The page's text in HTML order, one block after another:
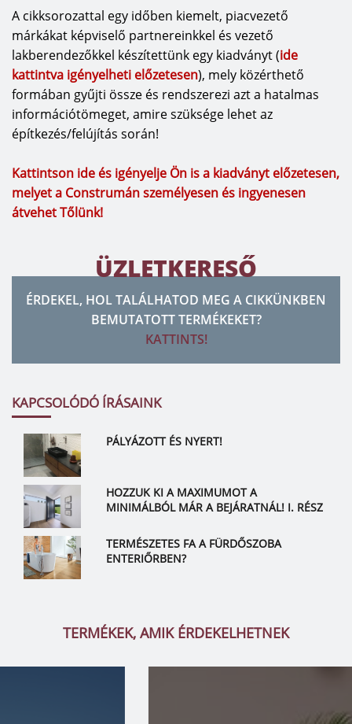
A cikksorozattal egy időben kiemelt, piacvezető
márkákat képviselő partnereinkkel és vezető
lakberendezőkkel készítettünk egy kiadványt (ide
kattintva igényelheti előzetesen), mely közérthető
formában gyűjti össze és rendszerezi azt a hatalmas
információtömeget, amire szüksége lehet az
építkezés/felújítás során!
Kattintson ide és igényelje Ön is a kiadványt előzetesen,
melyet a Construmán személyesen és ingyenesen
átvehet Tőlünk!
ÜZLETKERESŐ
ÉRDEKEL, HOL TALÁLHATOD MEG A CIKKÜNKBEN
BEMUTATOTT TERMÉKEKET?
KATTINTS!
KAPCSOLÓDÓ ÍRÁSAINK
PÁLYÁZOTT ÉS NYERT!
HOZZUK KI A MAXIMUMOT A
MINIMÁLBÓL MÁR A BEJÁRATNÁL! I. RÉSZ
TERMÉSZETES FA A FÜRDŐSZOBA
ENTERIŐRBEN?
TERMÉKEK, AMIK ÉRDEKELHETNEK